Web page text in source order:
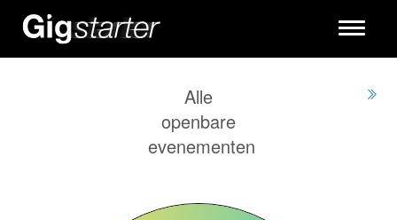
Toggle
Alle
openbare
evenementen